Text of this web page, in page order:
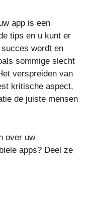
app is een
tips en u kunt er
wordt en
sommige slecht
verspreiden van
kritische aspect,
de juiste mensen
over uw
apps? Deel ze